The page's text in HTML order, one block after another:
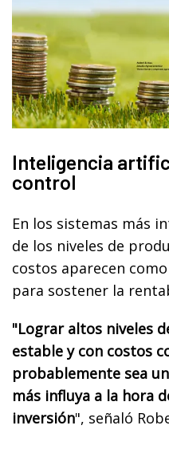
Inteligencia
control
En los sistemas más
de los niveles de
costos aparecen
para sostener la
"Lograr altos niveles
estable y con costos
probablemente sea
más influya a la hora
inversión", señaló